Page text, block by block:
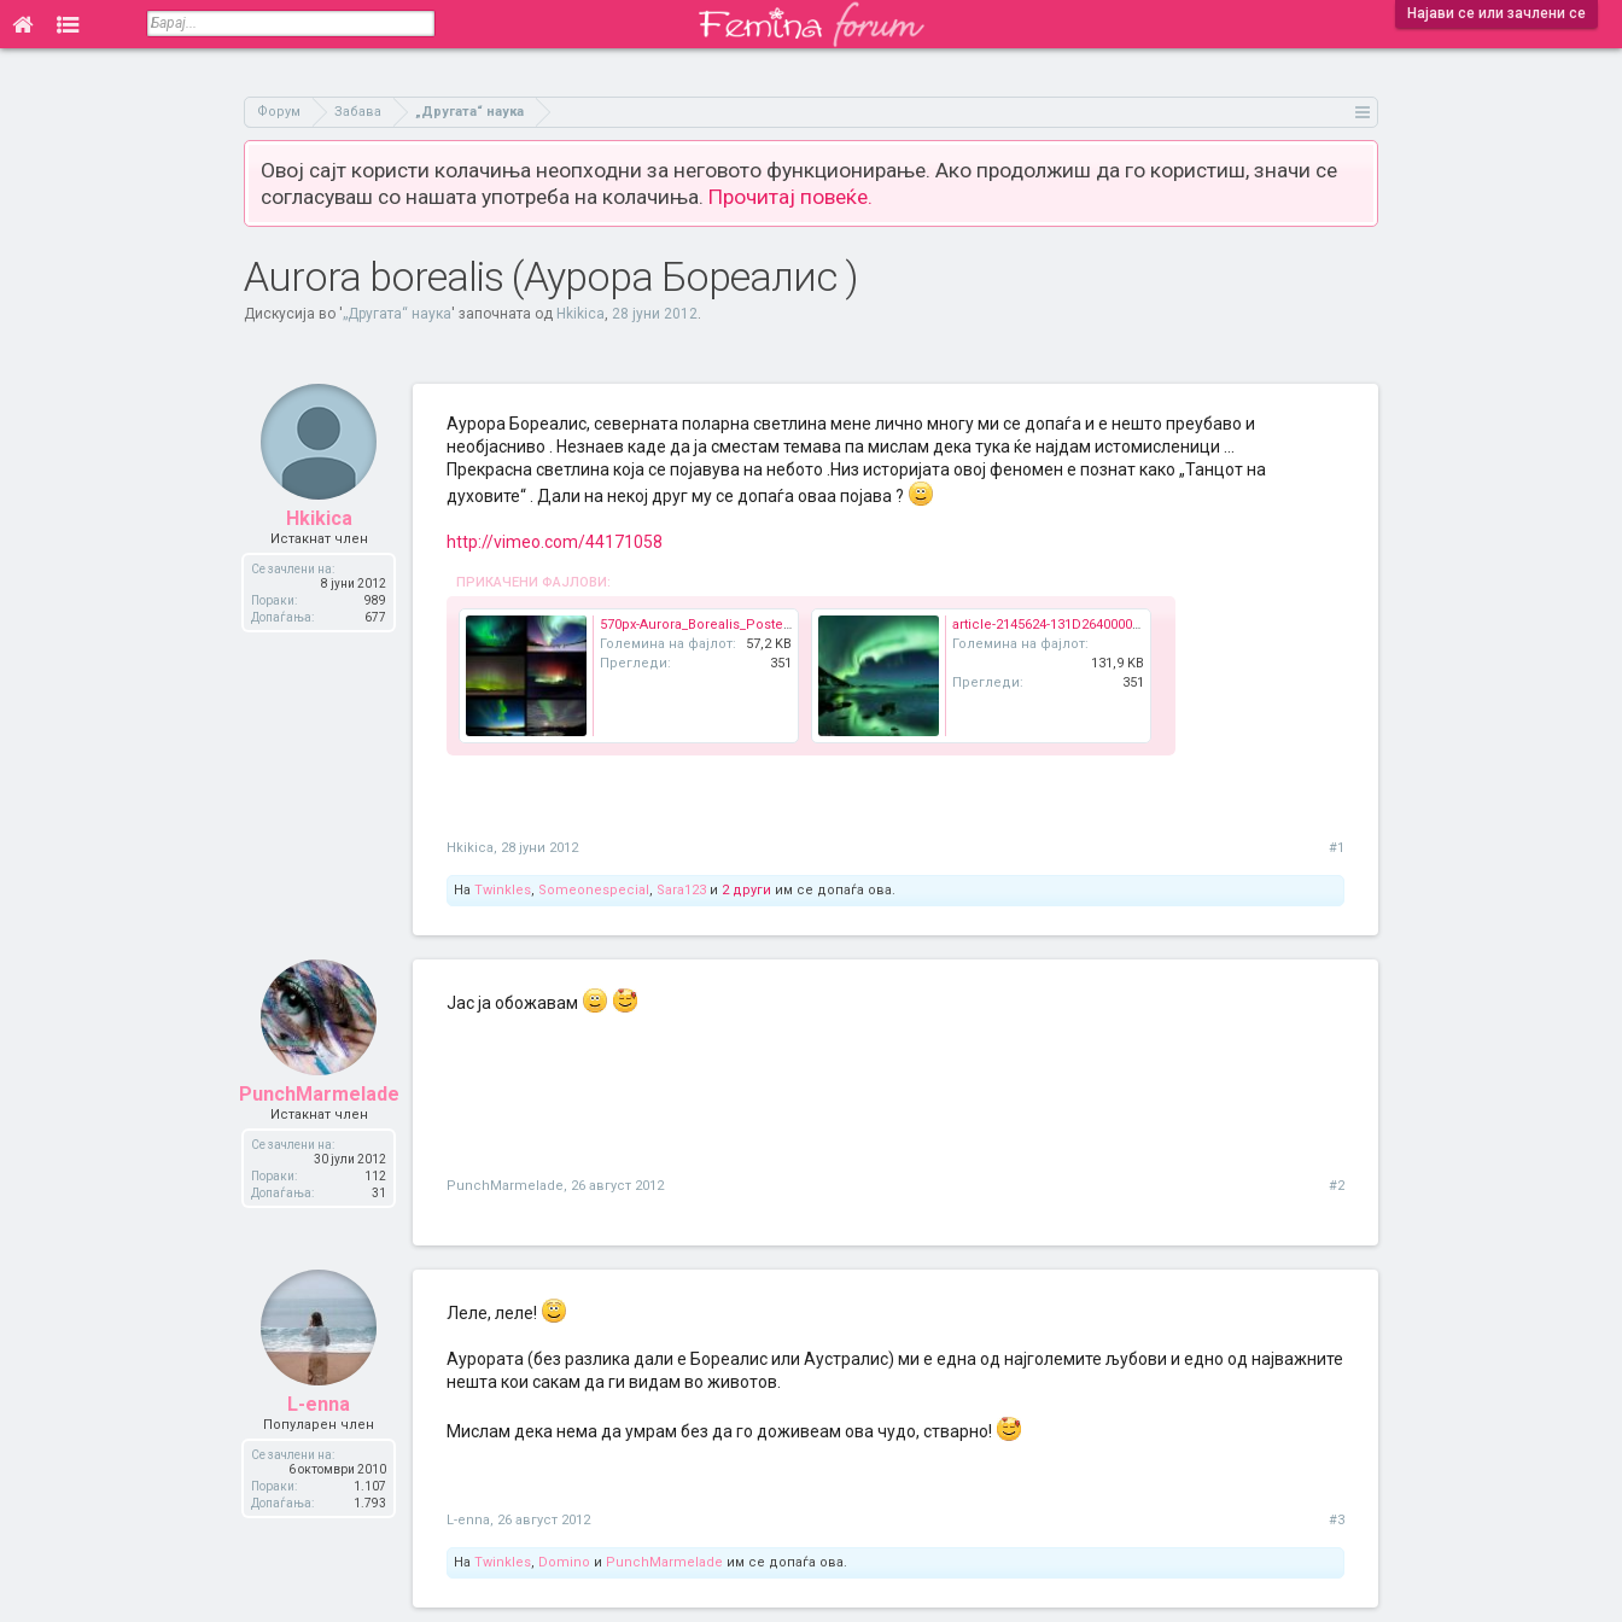
Најави се или зачлени се
Форум Забава „Другата“ наука
Овој сајт користи колачиња неопходни за неговото функционирање. Ако продолжиш да го користиш, значи се
согласуваш со нашата употреба на колачиња. Прочитај повеќе.
Aurora borealis (Аурора Бореалис )
Дискусија во '„Другата“ наука' започната од Hkikica, 28 јуни 2012.
Hkikica
Истакнат член
Се зачлени на:
8 јуни 2012
Пораки:
989
Допаѓања:
677
Аурора Бореалис, северната поларна светлина мене лично многу ми се допаѓа и е нешто преубаво и
необјасниво . Незнаев каде да ја сместам темава па мислам дека тука ќе најдам истомисленици ...
Прекрасна светлина која се појавува на небото .Низ историјата овој феномен е познат како „Танцот на
духовите“ . Дали на некој друг му се допаѓа оваа појава ?
http://vimeo.com/44171058
ПРИКАЧЕНИ ФАЈЛОВИ:
570px-Aurora_Borealis_Poster.jpg
Големина на фајлот:
57,2 KB
Прегледи:
351
article-2145624-131D2640000005DC-649_964x764.jpg
Големина на фајлот:
131,9 KB
Прегледи:
351
Hkikica, 28 јуни 2012 #1
На Twinkles, Someonespecial, Sara123 и 2 други им се допаѓа ова.
PunchMarmelade
Истакнат член
Се зачлени на:
30 јули 2012
Пораки:
112
Допаѓања:
31
Јас ја обожавам
PunchMarmelade, 26 август 2012 #2
L-enna
Популарен член
Се зачлени на:
6 октомври 2010
Пораки:
1.107
Допаѓања:
1.793
Леле, леле!
Аурората (без разлика дали е Бореалис или Аустралис) ми е една од најголемите љубови и едно од најважните
нешта кои сакам да ги видам во животов.
Мислам дека нема да умрам без да го доживеам ова чудо, стварно!
L-enna, 26 август 2012 #3
На Twinkles, Domino и PunchMarmelade им се допаѓа ова.